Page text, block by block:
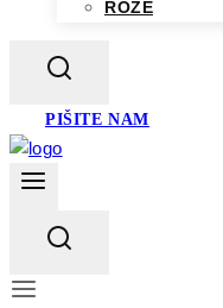
ROŽE
PIŠITE NAM